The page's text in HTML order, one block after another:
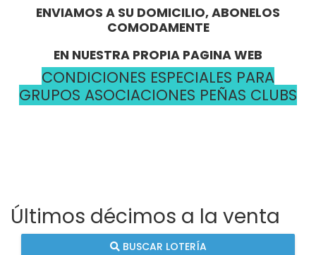
ENVIAMOS A SU DOMICILIO, ABONELOS
COMODAMENTE
EN NUESTRA PROPIA PAGINA WEB
CONDICIONES ESPECIALES PARA
GRUPOS ASOCIACIONES PEÑAS CLUBS
Últimos décimos a la venta
BUSCAR LOTERÍA